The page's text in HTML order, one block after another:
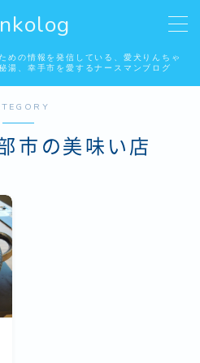
めの情報を発信している、愛犬りんちゃ
湯、幸手市を愛するナースマンブログ
い話系
店
市の美味い店